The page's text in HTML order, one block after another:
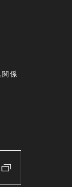
関係